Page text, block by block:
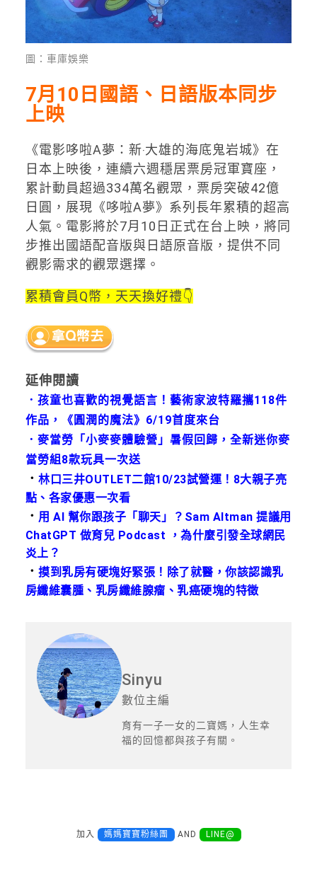
圖：車庫娛樂
7月10日國語、日語版本同步
上映
《電影哆啦A夢：新‧大雄的海底鬼岩城》在
日本上映後，連續六週穩居票房冠軍寶座，
累計動員超過334萬名觀眾，票房突破42億
日圓，展現《哆啦A夢》系列長年累積的超高
人氣。電影將於7月10日正式在台上映，將同
步推出國語配音版與日語原音版，提供不同
觀影需求的觀眾選擇。
累積會員Q幣，天天換好禮👇
延伸閱讀
． 孩童也喜歡的視覺語言！藝術家波特羅攜118件
作品，《圓潤的魔法》6/19首度來台
． 麥當勞「小麥麥體驗營」暑假回歸，全新迷你麥
當勞組8款玩具一次送
．林口三井OUTLET二館10/23試營運！8大親子亮
點、各家優惠一次看
． 用 AI 幫你跟孩子「聊天」？Sam Altman 提議用
ChatGPT 做育兒 Podcast ，為什麼引發全球網民
炎上？
．摸到乳房有硬塊好緊張！除了就醫，你該認識乳
房纖維囊腫、乳房纖維腺瘤、乳癌硬塊的特徵
Sinyu
數位主編
育有一子一女的二寶媽，人生幸
福的回憶都與孩子有關。
加入 媽媽寶寶粉絲團 AND LINE@